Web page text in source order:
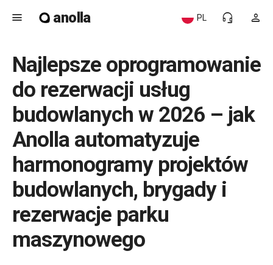
menu anolla person
headset_mic
PL
Najlepsze oprogramowanie
do rezerwacji usług
budowlanych w 2026 – jak
Anolla automatyzuje
harmonogramy projektów
budowlanych, brygady i
rezerwacje parku
maszynowego